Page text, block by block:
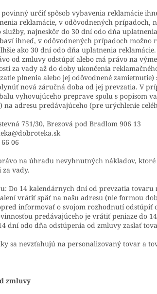
povinný určiť spôsob vybavenia reklamácie
reklamácie, v odôvodnených prípadoch,
najneskôr do 30 dní odo dňa
ihneď, v odôvodnených prípadoch možno
ako 30 dní odo dňa uplatnenia
od zmluvy odstúpiť alebo má právo na
za vady až do doby ukončenia
plnenia alebo jej odôvodnené
nová záručná doba od jej prevzatia. V
vyhovujúceho preprave spolu s popisom
na adresu predávajúceho (pre urýchlenie
751/30, Brezová pod Bradlom 906 13
06
na úhradu nevyhnutných nákladov,
za vady.
Do 14 kalendárnych dní od prevzatia
vrátiť späť na našu adresu (nie formou
informovať o svojom rozhodnutí odstúpiť
predávajúceho je vrátiť peniaze do
dní odo dňa odstúpenia od zmluvy zaslať
sa nevzťahujú na personalizovaný tovar a
zmluvy